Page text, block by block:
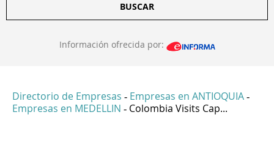
BUSCAR
Información ofrecida por:
Directorio de Empresas - Empresas en ANTIOQUIA -
Empresas en MEDELLIN - Colombia Visits Cap...